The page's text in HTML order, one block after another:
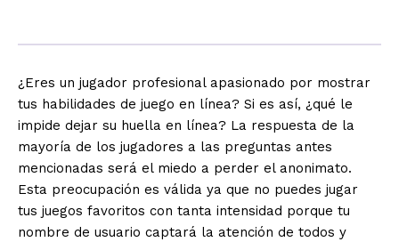
¿Eres un jugador profesional apasionado por mostrar
tus habilidades de juego en línea? Si es así, ¿qué le
impide dejar su huella en línea? La respuesta de la
mayoría de los jugadores a las preguntas antes
mencionadas será el miedo a perder el anonimato.
Esta preocupación es válida ya que no puedes jugar
tus juegos favoritos con tanta intensidad porque tu
nombre de usuario captará la atención de todos y